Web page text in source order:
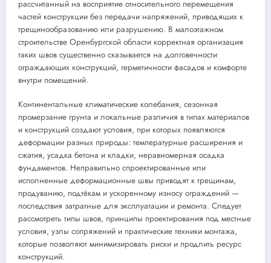
рассчитанный на восприятие относительного перемещения
частей конструкции без передачи напряжений, приводящих к
трещинообразованию или разрушению. В малоэтажном
строительстве Оренбургской области корректная организация
таких швов существенно сказывается на долговечности
ограждающих конструкций, герметичности фасадов и комфорте
внутри помещений.
Континентальные климатические колебания, сезонная
промерзание грунта и локальные различия в типах материалов
и конструкций создают условия, при которых появляются
деформации разных природы: температурные расширения и
сжатия, усадка бетона и кладки, неравномерная осадка
фундаментов. Неправильно спроектированные или
исполненные деформационные швы приводят к трещинам,
продуванию, подтёкам и ускоренному износу ограждений —
последствия затратные для эксплуатации и ремонта. Следует
рассмотреть типы швов, принципы проектирования под местные
условия, узлы сопряжений и практические техники монтажа,
которые позволяют минимизировать риски и продлить ресурс
конструкций.